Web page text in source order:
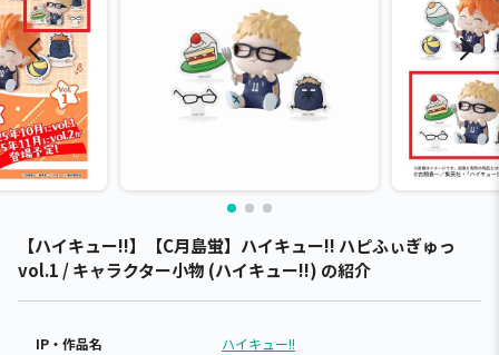
【ハイキュー!!】【C月島蛍】ハイキュー!! ハピふぃぎゅっ
vol.1 / キャラクター小物 (ハイキュー!!) の紹介
IP・作品名 ハイキュー!!